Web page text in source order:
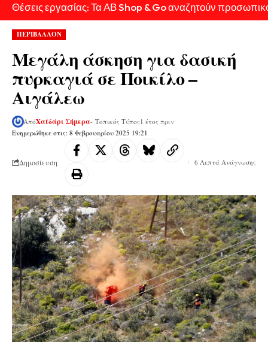
Θέσεις εργασίας: Τα ΑΒ Shop & Go αναζητούν
ΠΕΡΙΒΑΛΛΟΝ
Μεγάλη άσκηση για δασική
πυρκαγιά σε Ποικίλο –
Αιγάλεω
Ενημερώθηκε στις: 8 Φεβρουαρίου 2025 19:21
ΑπόΧαϊδάρι Σήμερα- Τοπικός Τύπος 1 έτος πριν
Δημοσίευση 6 Λεπτά Ανάγνωσης